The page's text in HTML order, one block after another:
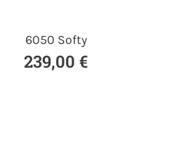
6050 Softy
239,00 €